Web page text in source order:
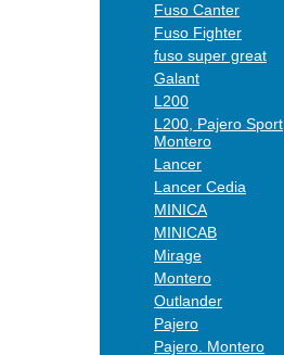
Fuso Canter
Fuso Fighter
fuso super great
Galant
L200
L200, Pajero Sport,
Montero
Lancer
Lancer Cedia
MINICA
MINICAB
Mirage
Montero
Outlander
Pajero
Pajero. Montero